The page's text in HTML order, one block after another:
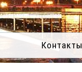
Контакты